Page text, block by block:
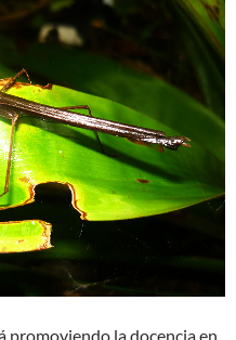
promoviendo la docencia en